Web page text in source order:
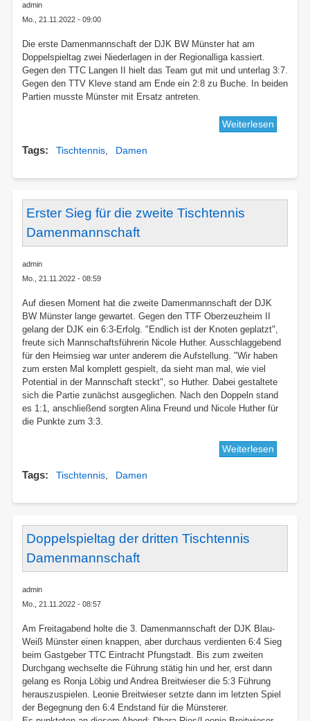
admin
Mo., 21.11.2022 - 09:00
Die erste Damenmannschaft der DJK BW Münster hat am
Doppelspieltag zwei Niederlagen in der Regionalliga kassiert.
Gegen den TTC Langen II hielt das Team gut mit und unterlag 3:7.
Gegen den TTV Kleve stand am Ende ein 2:8 zu Buche. In beiden
Partien musste Münster mit Ersatz antreten.
Weiterlesen
Tags Tischtennis Damen
Erster Sieg für die zweite Tischtennis
Damenmannschaft
admin
Mo., 21.11.2022 - 08:59
Auf diesen Moment hat die zweite Damenmannschaft der DJK
BW Münster lange gewartet. Gegen den TTF Oberzeuzheim II
gelang der DJK ein 6:3-Erfolg. "Endlich ist der Knoten geplatzt",
freute sich Mannschaftsführerin Nicole Huther. Ausschlaggebend
für den Heimsieg war unter anderem die Aufstellung. "Wir haben
zum ersten Mal komplett gespielt, da sieht man mal, wie viel
Potential in der Mannschaft steckt", so Huther. Dabei gestaltete
sich die Partie zunächst ausgeglichen. Nach den Doppeln stand
es 1:1, anschließend sorgten Alina Freund und Nicole Huther für
die Punkte zum 3:3.
Weiterlesen
Tags Tischtennis Damen
Doppelspieltag der dritten Tischtennis
Damenmannschaft
admin
Mo., 21.11.2022 - 08:57
Am Freitagabend holte die 3. Damenmannschaft der DJK Blau-
Weiß Münster einen knappen, aber durchaus verdienten 6:4 Sieg
beim Gastgeber TTC Eintracht Pfungstadt. Bis zum zweiten
Durchgang wechselte die Führung stätig hin und her, erst dann
gelang es Ronja Löbig und Andrea Breitwieser die 5:3 Führung
herauszuspielen. Leonie Breitwieser setzte dann im letzten Spiel
der Begegnung den 6:4 Endstand für die Münsterer.